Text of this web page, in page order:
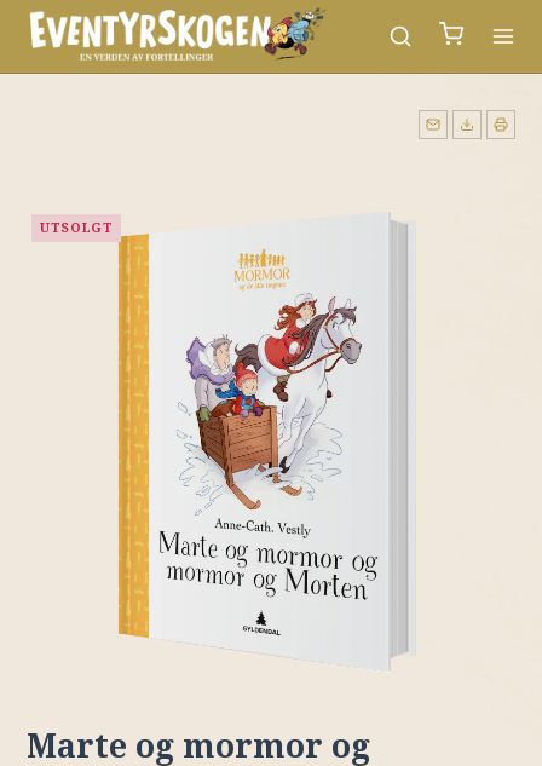
UTSOLGT
Marte og mormor og